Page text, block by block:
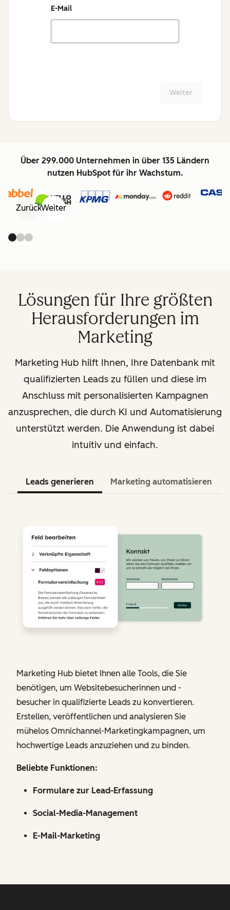
E-Mail
Weiter
Über 299.000 Unternehmen in über 135 Ländern
nutzen HubSpot für ihr Wachstum.
ZurückWeiter
Lösungen für Ihre größten
Herausforderungen im
Marketing
Marketing Hub hilft Ihnen, Ihre Datenbank mit
qualifizierten Leads zu füllen und diese im
Anschluss mit personalisierten Kampagnen
anzusprechen, die durch KI und Automatisierung
unterstützt werden. Die Anwendung ist dabei
intuitiv und einfach.
Leads generieren Marketing automatisieren
Marketing Hub bietet Ihnen alle Tools, die Sie
benötigen, um Websitebesucherinnen und -
besucher in qualifizierte Leads zu konvertieren.
Erstellen, veröffentlichen und analysieren Sie
mühelos Omnichannel-Marketingkampagnen, um
hochwertige Leads anzuziehen und zu binden.
Beliebte Funktionen:
Formulare zur Lead-Erfassung
Social-Media-Management
E-Mail-Marketing